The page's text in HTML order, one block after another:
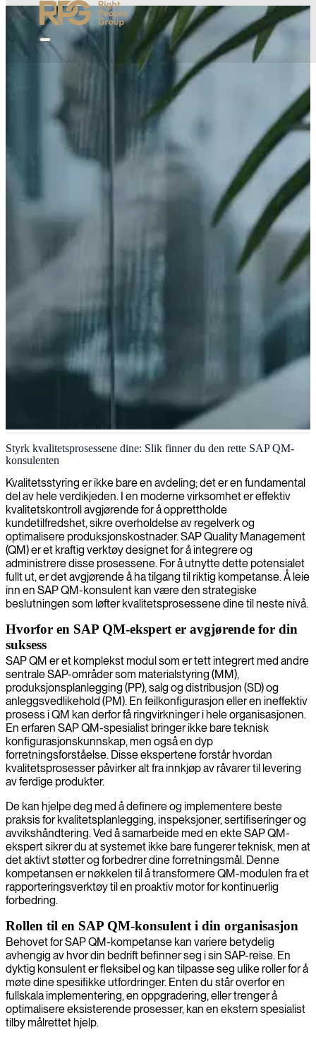
Implementering av kvalitetsstyring i SAP
Vi leverer ekspertkonsulenter innen SAP QM som optimaliserer
kvalitetsstyringsprosessene dine, sikrer overholdelse av forskrifter og
driver operasjonell fortreffelighet i hele organisasjonen din.
Styrk kvalitetsprosessene dine: Slik finner du den rette SAP QM-
konsulenten
Kvalitetsstyring er ikke bare en avdeling; det er en fundamental
del av hele verdikjeden. I en moderne virksomhet er effektiv
kvalitetskontroll avgjørende for å opprettholde
kundetilfredshet, sikre overholdelse av regelverk og
optimalisere produksjonskostnader. SAP Quality Management
(QM) er et kraftig verktøy designet for å integrere og
administrere disse prosessene. For å utnytte dette potensialet
fullt ut, er det avgjørende å ha tilgang til riktig kompetanse. Å leie
inn en SAP QM-konsulent kan være den strategiske
beslutningen som løfter kvalitetsprosessene dine til neste nivå.
Hvorfor en SAP QM-ekspert er avgjørende for din
suksess
SAP QM er et komplekst modul som er tett integrert med andre
sentrale SAP-områder som materialstyring (MM),
produksjonsplanlegging (PP), salg og distribusjon (SD) og
anleggsvedlikehold (PM). En feilkonfigurasjon eller en ineffektiv
prosess i QM kan derfor få ringvirkninger i hele organisasjonen.
En erfaren SAP QM-spesialist bringer ikke bare teknisk
konfigurasjonskunnskap, men også en dyp
forretningsforståelse. Disse ekspertene forstår hvordan
kvalitetsprosesser påvirker alt fra innkjøp av råvarer til levering
av ferdige produkter.
De kan hjelpe deg med å definere og implementere beste
praksis for kvalitetsplanlegging, inspeksjoner, sertifiseringer og
avvikshåndtering. Ved å samarbeide med en ekte SAP QM-
ekspert sikrer du at systemet ikke bare fungerer teknisk, men at
det aktivt støtter og forbedrer dine forretningsmål. Denne
kompetansen er nøkkelen til å transformere QM-modulen fra et
rapporteringsverktøy til en proaktiv motor for kontinuerlig
forbedring.
Rollen til en SAP QM-konsulent i din organisasjon
Behovet for SAP QM-kompetanse kan variere betydelig
avhengig av hvor din bedrift befinner seg i sin SAP-reise. En
dyktig konsulent er fleksibel og kan tilpasse seg ulike roller for å
møte dine spesifikke utfordringer. Enten du står overfor en
fullskala implementering, en oppgradering, eller trenger å
optimalisere eksisterende prosesser, kan en ekstern spesialist
tilby målrettet hjelp.